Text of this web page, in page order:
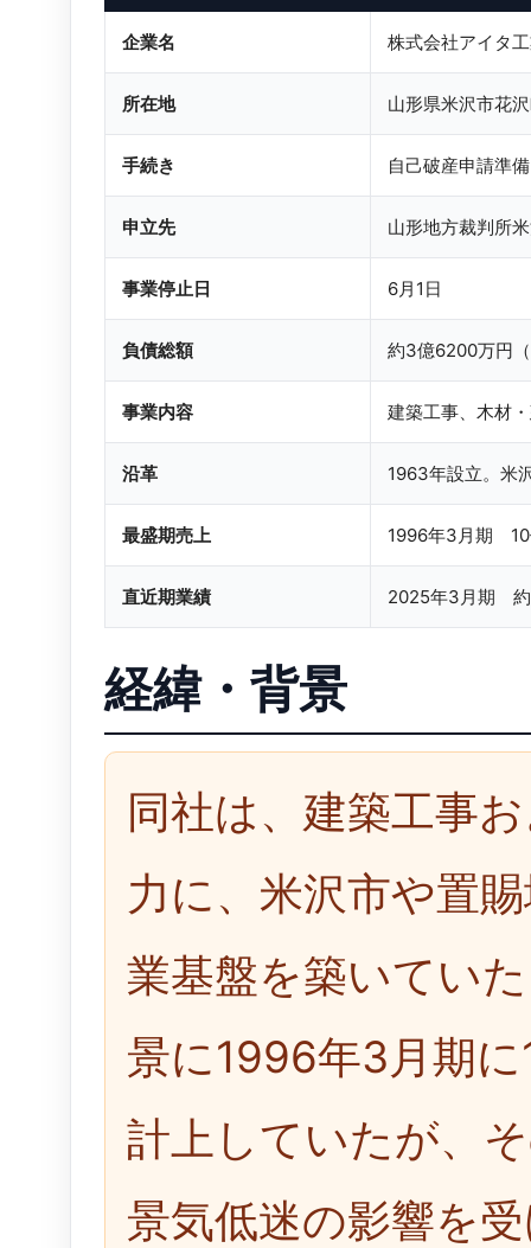
企業名 株式会社アイタ
所在地 山形県米沢市花
手続き 自己破産申請準備
申立先 山形地方裁判所
事業停止日 6月1日
負債総額 約3億6200万円
事業内容 建築工事、木材
沿革 1963年設立。米
最盛期売上 1996年3月期 10
直近期業績 2025年3月期
経緯・背景
同社は、建築工事
力に、米沢市や置
業基盤を築いてい
景に1996年3月期
計上していたが、
景気低迷の影響を